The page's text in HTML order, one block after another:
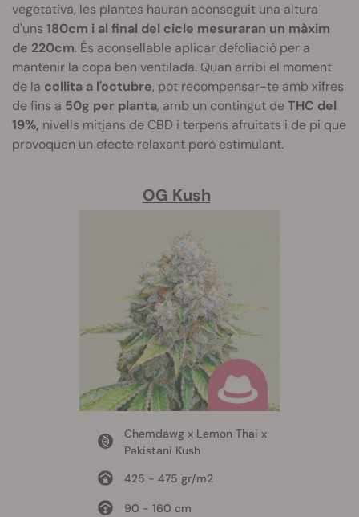
vegetativa, les plantes hauran aconseguit una altura
d'uns 180cm i al final del cicle mesuraran un màxim
de 220cm. És aconsellable aplicar defoliació per a
mantenir la copa ben ventilada. Quan arribi el moment
de la collita a l'octubre, pot recompensar-te amb xifres
de fins a 50g per planta, amb un contingut deTHC del
19%, nivells mitjans de CBD i terpens afruitats i de pi que
provoquen un efecte relaxant però estimulant.
OG Kush
Chemdawg x Lemon Thai x
Pakistani Kush
425 - 475 gr/m2
90 - 160 cm